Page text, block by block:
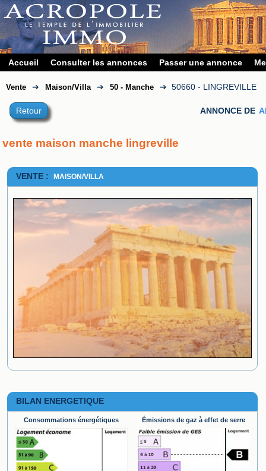
Accueil Consulter les annonces Passer une annonce
Vente ➔ Maison/Villa ➔ 50 - Manche ➔ 50660 - LINGREVILLE
Retour ANNONCE DE
vente maison manche lingreville
VENTE : MAISON/VILLA
BILAN ENERGETIQUE
Consommations énergétiques Émissions de gaz à effet de serre